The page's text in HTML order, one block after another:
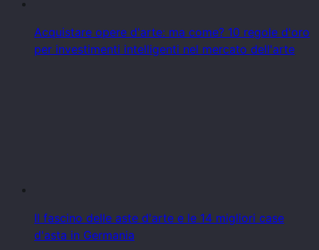
Acquistare opere d'arte: ma come? 10 regole d'oro
per investimenti intelligenti nel mercato dell'arte
Il fascino delle aste d'arte e le 14 migliori case
d'asta in Germania